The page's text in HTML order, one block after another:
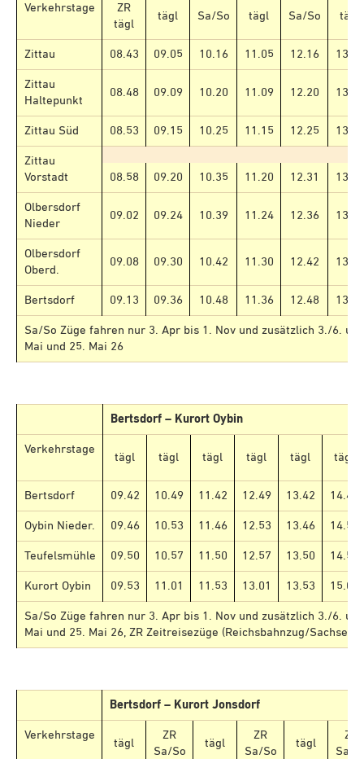
Verkehrstage
ZR
tägl
tägl Sa/So tägl Sa/So tägl
Zittau 08.43 09.05 10.16 11.05 12.16 13.05
Zittau
Haltepunkt
08.48 09.09 10.20 11.09 12.20 13.09
Zittau Süd 08.53 09.15 10.25 11.15 12.25 13.15
Zittau
Vorstadt
08.58 09.20 10.35 11.20 12.31 13.20
Olbersdorf
Nieder
09.02 09.24 10.39 11.24 12.36 13.24
Olbersdorf
Oberd.
09.08 09.30 10.42 11.30 12.42 13.30
Bertsdorf 09.13 09.36 10.48 11.36 12.48 13.36
Sa/So Züge fahren nur 3. Apr bis 1. Nov und zusätzlich 3./6.
Mai und 25. Mai 26
Bertsdorf – Kurort Oybin
Verkehrstage
tägl tägl tägl tägl tägl tägl
Bertsdorf 09.42 10.49 11.42 12.49 13.42 14.49
Oybin Nieder. 09.46 10.53 11.46 12.53 13.46 14.53
Teufelsmühle 09.50 10.57 11.50 12.57 13.50 14.57
Kurort Oybin 09.53 11.01 11.53 13.01 13.53 15.01
Sa/So Züge fahren nur 3. Apr bis 1. Nov und zusätzlich 3./6.
Mai und 25. Mai 26, ZR Zeitreisezüge (Reichsbahnzug/
Bertsdorf – Kurort Jonsdorf
Verkehrstage
tägl
ZR
Sa/So
tägl
ZR
Sa/So
tägl
ZR
Sa/